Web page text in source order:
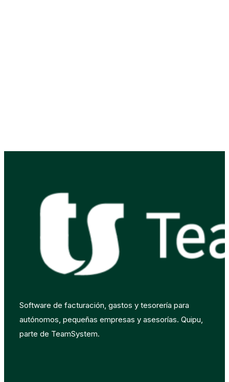
Software de facturación, gastos y tesorería para
autónomos, pequeñas empresas y asesorías. Quipu,
parte de TeamSystem.